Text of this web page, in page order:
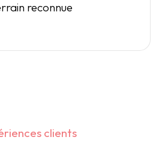
reconnue
clients